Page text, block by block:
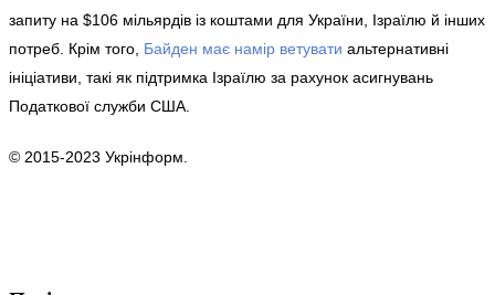
запиту на $106 мільярдів із коштами для України, Ізраїлю й інших
потреб. Крім того, Байден має намір ветувати альтернативні
ініціативи, такі як підтримка Ізраїлю за рахунок асигнувань
Податкової служби США.
© 2015-2023 Укрінформ.